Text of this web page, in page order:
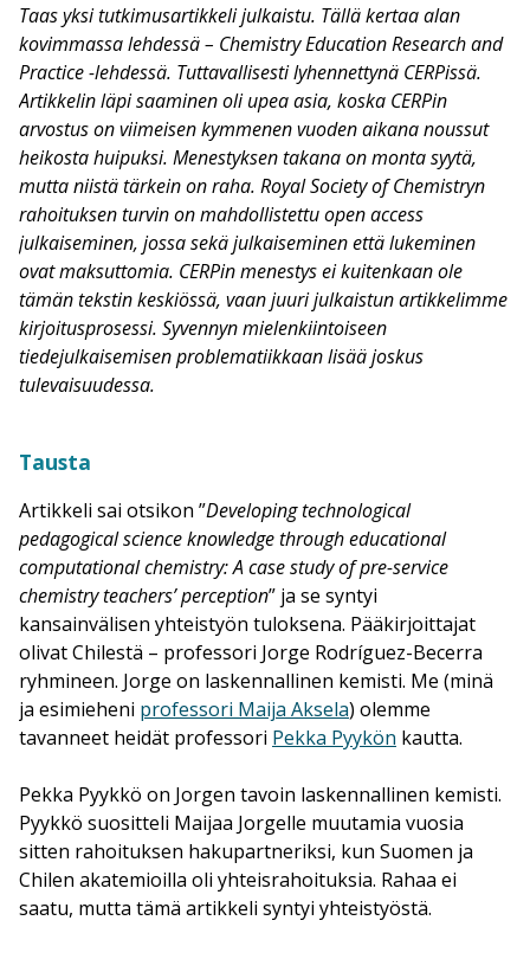
Taas yksi tutkimusartikkeli julkaistu. Tällä kertaa alan
kovimmassa lehdessä – Chemistry Education Research and
Practice -lehdessä. Tuttavallisesti lyhennettynä CERPissä.
Artikkelin läpi saaminen oli upea asia, koska CERPin
arvostus on viimeisen kymmenen vuoden aikana noussut
heikosta huipuksi. Menestyksen takana on monta syytä,
mutta niistä tärkein on raha. Royal Society of Chemistryn
rahoituksen turvin on mahdollistettu open access
julkaiseminen, jossa sekä julkaiseminen että lukeminen
ovat maksuttomia. CERPin menestys ei kuitenkaan ole
tämän tekstin keskiössä, vaan juuri julkaistun artikkelimme
kirjoitusprosessi. Syvennyn mielenkiintoiseen
tiedejulkaisemisen problematiikkaan lisää joskus
tulevaisuudessa.
Tausta
Artikkeli sai otsikon ”Developing technological
pedagogical science knowledge through educational
computational chemistry: A case study of pre-service
chemistry teachers’ perception” ja se syntyi
kansainvälisen yhteistyön tuloksena. Pääkirjoittajat
olivat Chilestä – professori Jorge Rodríguez-Becerra
ryhmineen. Jorge on laskennallinen kemisti. Me (minä
ja esimieheni professori Maija Aksela) olemme
tavanneet heidät professori Pekka Pyykön kautta.
Pekka Pyykkö on Jorgen tavoin laskennallinen kemisti.
Pyykkö suositteli Maijaa Jorgelle muutamia vuosia
sitten rahoituksen hakupartneriksi, kun Suomen ja
Chilen akatemioilla oli yhteisrahoituksia. Rahaa ei
saatu, mutta tämä artikkeli syntyi yhteistyöstä.